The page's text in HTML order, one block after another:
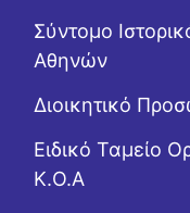
Σύντομο
Αθηνών
Διοικητικό
Ειδικό Ταμείο
Κ.Ο.Α